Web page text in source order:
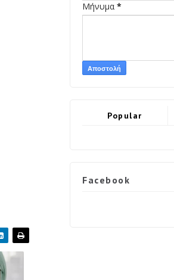
Μήνυμα *
Popular
Facebook